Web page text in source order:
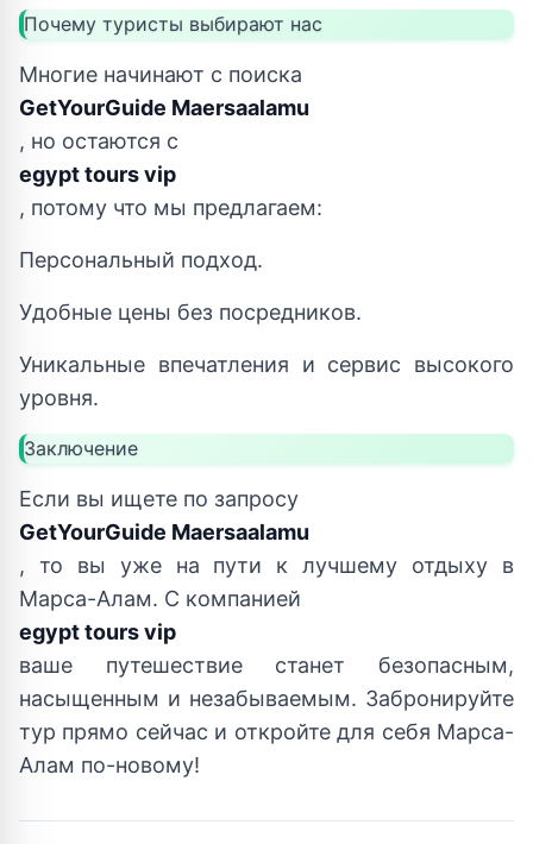
Почему туристы выбирают нас
Многие начинают с поиска
GetYourGuide Maersaalamu
, но остаются с
egypt tours vip
, потому что мы предлагаем:
Персональный подход.
Удобные цены без посредников.
Уникальные впечатления и сервис высокого
уровня.
Заключение
Если вы ищете по запросу
GetYourGuide Maersaalamu
, то вы уже на пути к лучшему отдыху в
Марса-Алам. С компанией
egypt tours vip
ваше путешествие станет безопасным,
насыщенным и незабываемым. Забронируйте
тур прямо сейчас и откройте для себя Марса-
Алам по-новому!